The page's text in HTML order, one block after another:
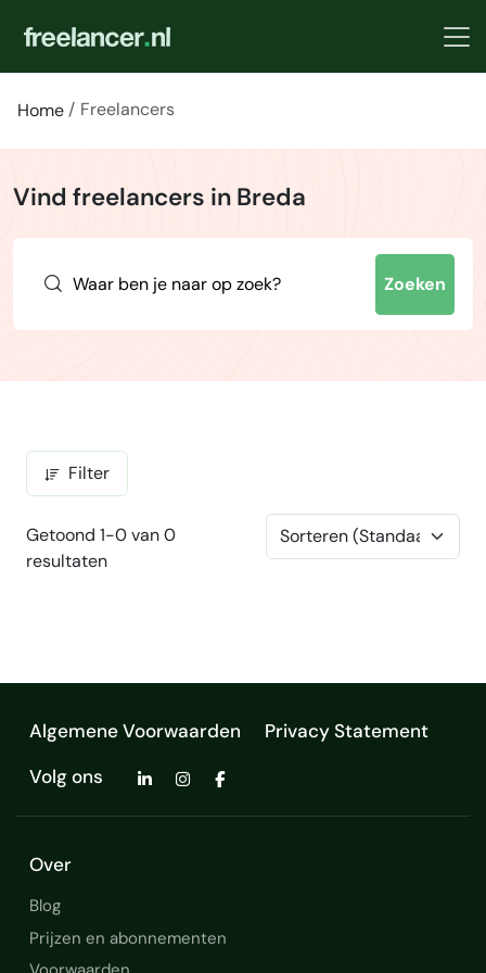
Home Freelancers
Vind freelancers in Breda
Zoeken
Filter
Getoond 1-0 van 0
resultaten
Algemene Voorwaarden
Privacy Statement
Volg ons
Over
Blog
Prijzen en abonnementen